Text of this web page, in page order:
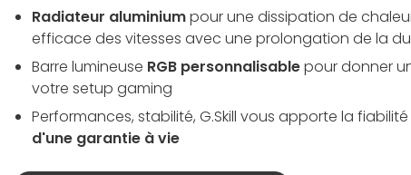
Radiateur aluminiumpour une dissipation de
efficace des vitesses avec une prolongation de la
Barre lumineuse RGB personnalisablepour donner
votre setup gaming
Performances, stabilité, G.Skill vous apporte la
d'une garantie à vie